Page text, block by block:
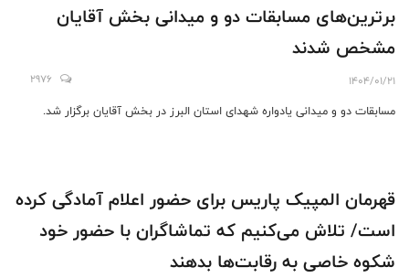
برترین‌های مسابقات دو و میدانی بخش آقایان
مشخص شدند
1404/01/21
2976
مسابقات دو و میدانی یادواره شهدای استان البرز در بخش آقایان برگزار شد.
قهرمان المپیک پاریس برای حضور اعلام آمادگی کرده
است/ تلاش می‌کنیم که تماشاگران با حضور خود
شکوه خاصی به رقابت‌ها بدهند